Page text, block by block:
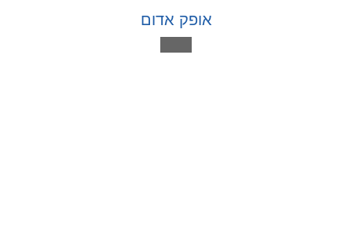
אופק אדום